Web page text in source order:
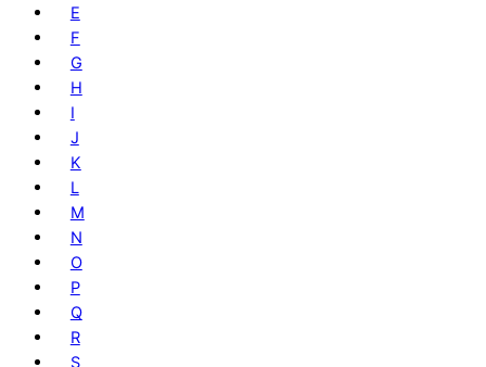
E
F
G
H
I
J
K
L
M
N
O
P
Q
R
S